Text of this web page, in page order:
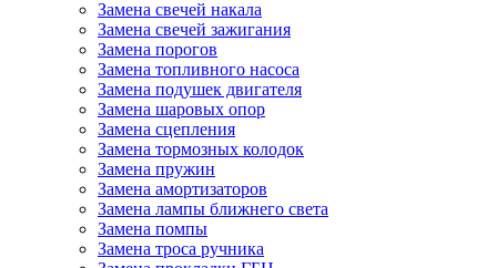
Замена свечей накала
Замена свечей зажигания
Замена порогов
Замена топливного насоса
Замена подушек двигателя
Замена шаровых опор
Замена сцепления
Замена тормозных колодок
Замена пружин
Замена амортизаторов
Замена лампы ближнего света
Замена помпы
Замена троса ручника